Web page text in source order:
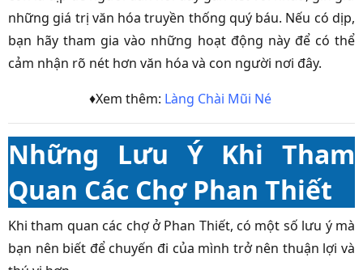
những giá trị văn hóa truyền thống quý báu. Nếu có dịp,
bạn hãy tham gia vào những hoạt động này để có thể
cảm nhận rõ nét hơn văn hóa và con người nơi đây.
♦Xem thêm: Làng Chài Mũi Né
Những Lưu Ý Khi Tham
Quan Các Chợ Phan Thiết
Khi tham quan các chợ ở Phan Thiết, có một số lưu ý mà
bạn nên biết để chuyến đi của mình trở nên thuận lợi và